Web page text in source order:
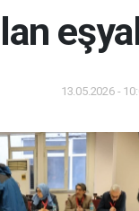
13.05.2026 -